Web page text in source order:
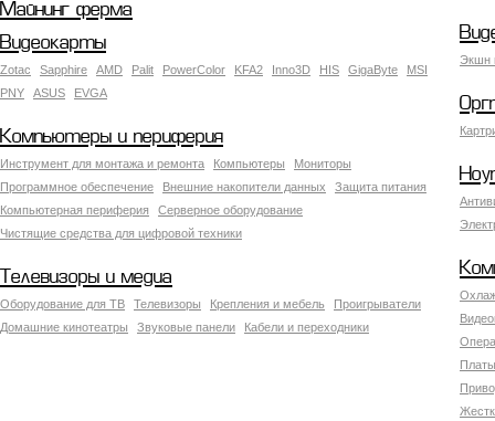
Майнинг ферма
Экшн
Видеокарты
Zotac Sapphire AMD Palit PowerColor KFA2 Inno3D HIS GigaByte
MSI
PNY
ASUS EVGA
Компьютеры и периферия
Инструмент для монтажа и ремонта Компьютеры
Мониторы
Программное обеспечение
Внешние накопители данных
Защита питания
Компьютерная периферия
Серверное оборудование
Чистящие средства для цифровой техники
Телевизоры и медиа
Оборудование для ТВ Телевизоры Крепления и мебель
Проигрыватели
Домашние кинотеатры
Звуковые панели Кабели и переходники